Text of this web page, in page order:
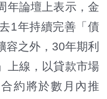
年論壇上表示，金
1年持續完善「債
容之外，30年期利
上線，以貸款市場
約將於數月內推